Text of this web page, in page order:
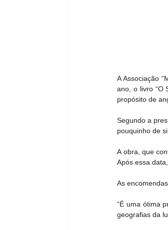
A Associação
ano, o livro “O
propósito de
Segundo a
pouquinho de
A obra, que
Após essa
As
“É uma ótima
geografias da